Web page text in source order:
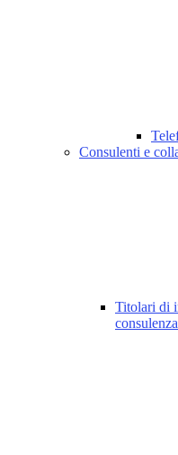
Consulenti e
Titolari di
consulenza